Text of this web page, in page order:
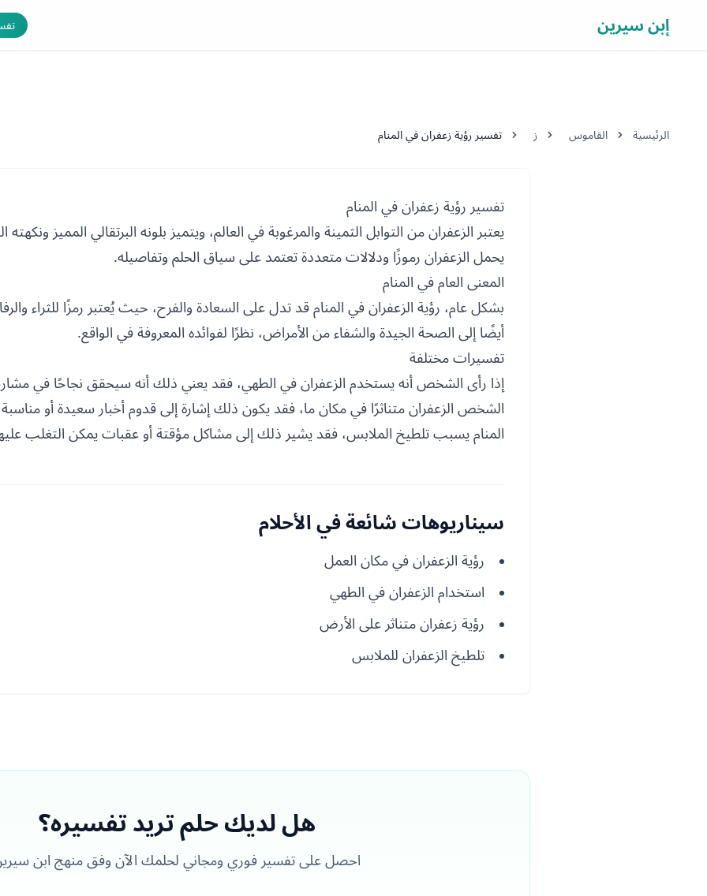
إبن سيرين
الرئيسية القاموس ز تفسير رؤية زعفران في المنام
تفسير رؤية زعفران في المنام
يعتبر الزعفران من التوابل الثمينة والمرغوبة في العالم، ويتميز بلونه البرتقالي المميز ونكهته
يحمل الزعفران رموزًا ودلالات متعددة تعتمد على سياق الحلم وتفاصيله.
المعنى العام في المنام
بشكل عام، رؤية الزعفران في المنام قد تدل على السعادة والفرح، حيث يُعتبر رمزًا للثراء
أيضًا إلى الصحة الجيدة والشفاء من الأمراض، نظرًا لفوائده المعروفة في الواقع.
تفسيرات مختلفة
إذا رأى الشخص أنه يستخدم الزعفران في الطهي، فقد يعني ذلك أنه سيحقق نجاحًا في
الشخص الزعفران متناثرًا في مكان ما، فقد يكون ذلك إشارة إلى قدوم أخبار سعيدة أو
المنام يسبب تلطيخ الملابس، فقد يشير ذلك إلى مشاكل مؤقتة أو عقبات يمكن التغلب
سيناريوهات شائعة في الأحلام
رؤية الزعفران في مكان العمل
استخدام الزعفران في الطهي
رؤية زعفران متناثر على الأرض
تلطيخ الزعفران للملابس
هل لديك حلم تريد تفسيره؟
احصل على تفسير فوري ومجاني لحلمك الآن وفق منهج ابن